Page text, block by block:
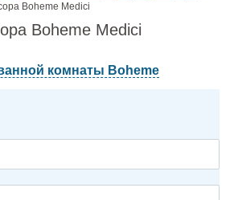
Boheme Medici
Boheme Medici
комнаты Boheme